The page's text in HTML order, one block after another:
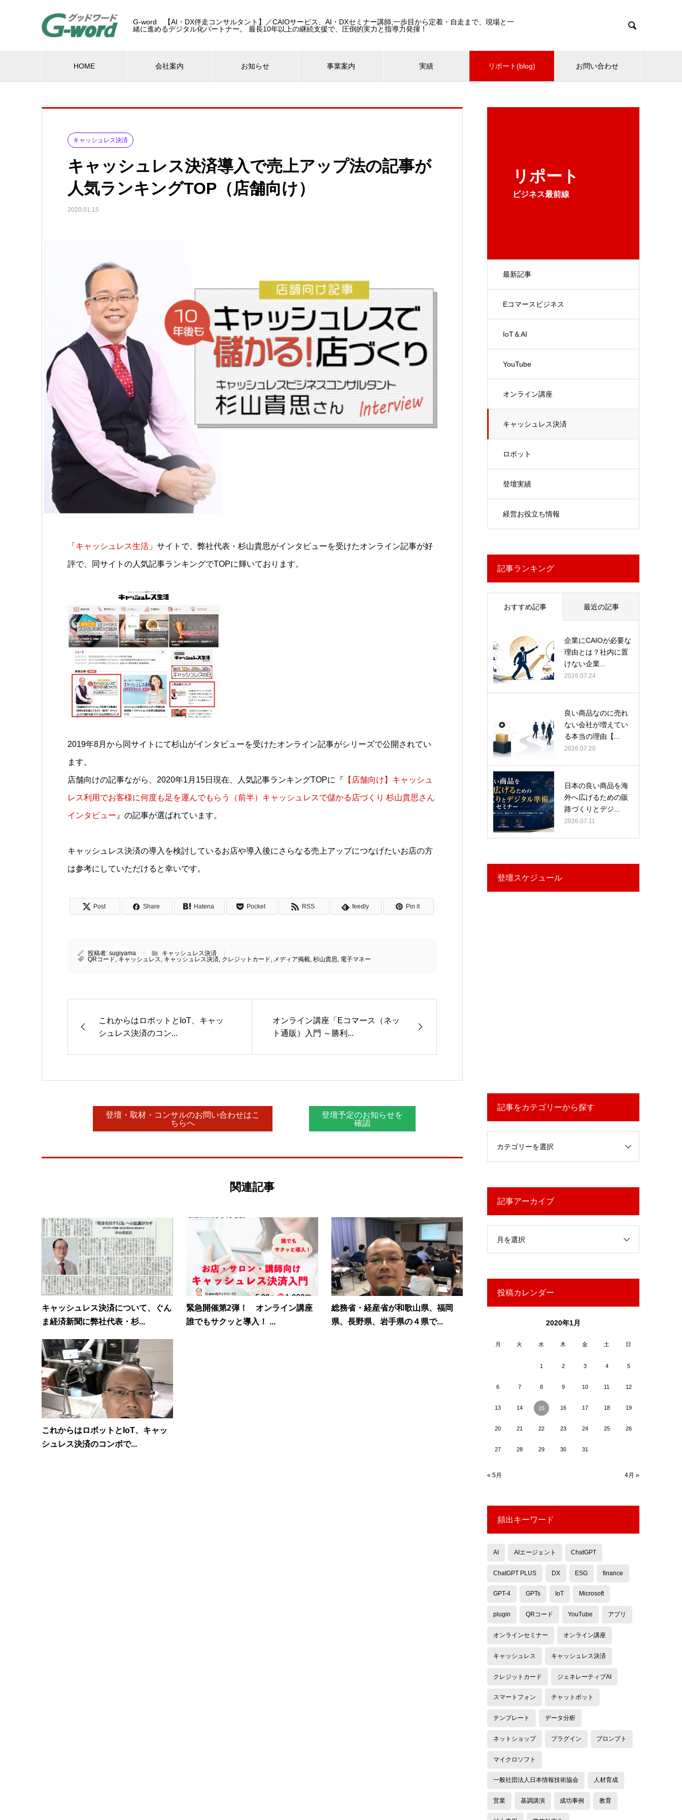
G-word 【AI・DX伴走コンサルタント】／CAIOサービス、AI・DXセミナー講師,一歩目から定着・自走まで、現場と一
緒に進めるデジタル化パートナー。 最長10年以上の継続支援で、圧倒的実力と指導力発揮！

HOME 会社案内 お知らせ 事業案内 実績 リポート(blog) お問い合わせ
リポート
ビジネス最前線
最新記事
Eコマースビジネス
IoT＆AI
YouTube
オンライン講座
キャッシュレス決済
ロボット
登壇実績
経営お役立ち情報
キャッシュレス決済
キャッシュレス決済導入で売上アップ法の記事が
人気ランキングTOP（店舗向け）
2020.01.15
「 キャッシュレス生活 」サイトで、弊社代表・杉山貴思がインタビューを受けたオンライン記事が好
評で、同サイトの人気記事ランキングでTOPに輝いております。
2019年8月から同サイトにて杉山がインタビューを受けたオンライン記事がシリーズで公開されてい
ます。
店舗向けの記事ながら、2020年1月15日現在、人気記事ランキングTOPに『 【店舗向け】キャッシュ
レス利用でお客様に何度も足を運んでもらう（前半）キャッシュレスで儲かる店づくり 杉山貴思さん
インタビュー 』の記事が選ばれています。
キャッシュレス決済の導入を検討しているお店や導入後にさらなる売上アップにつなげたいお店の方
は参考にしていただけると幸いです。
Post Share Hatena Pocket RSS feedly Pin it
投稿者: sugiyama
キャッシュレス決済
QRコード, キャッシュレス, キャッシュレス決済, クレジットカード, メディア掲載, 杉山貴思, 電子マネー
これからはロボットとIoT、キャッ
シュレス決済のコン...
オンライン講座「Eコマース（ネッ
ト通販）入門 ～勝利...
登壇・取材・コンサルのお問い合わせはこ
ちらへ
登壇予定のお知らせを
確認
関連記事
キャッシュレス決済について、ぐん
ま経済新聞に弊社代表・杉...
緊急開催第2弾！ オンライン講座
誰でもサクッと導入！ ...
総務省・経産省が和歌山県、福岡
県、長野県、岩手県の４県で...
これからはロボットとIoT、キャッ
シュレス決済のコンボで...
記事ランキング
おすすめ記事 最近の記事
企業にCAIOが必要な
理由とは？社内に置
けない企業...
2026.07.24
良い商品なのに売れ
ない会社が増えてい
る本当の理由【...
2026.07.20
日本の良い商品を海
外へ広げるための販
路づくりとデジ...
2026.07.11
登壇スケジュール
記事をカテゴリーから探す
記事アーカイブ
月を選択
投稿カレンダー
2020年1月
月 火 水 木 金 土 日
1 2 3 4 5
6 7 8 9 10 11 12
13 14 15 16 17 18 19
20 21 22 23 24 25 26
27 28 29 30 31
« 5月 4月 »
頻出キーワード
AI AIエージェント ChatGPT
ChatGPT PLUS DX ESG finance
GPT-4 GPTs IoT Microsoft
plugin QRコード YouTube アプリ
オンラインセミナー オンライン講座
キャッシュレス キャッシュレス決済
クレジットカード ジェネレーティブAI
スマートフォン チャットボット
テンプレート データ分析
ネットショップ プラグイン プロンプト
マイクロソフト
一般社団法人日本情報技術協会 人材育成
営業 基調講演 成功事例 教育